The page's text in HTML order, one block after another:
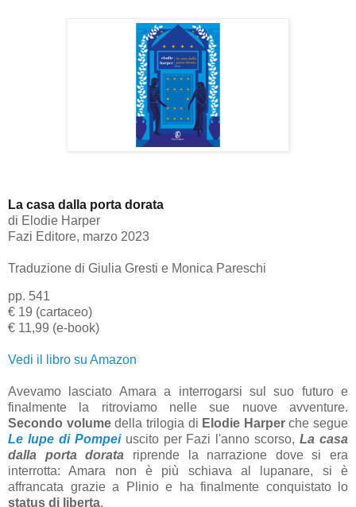
La casa dalla porta dorata
di Elodie Harper
Fazi Editore, marzo 2023
Traduzione di Giulia Gresti e Monica Pareschi
pp. 541
€ 19 (cartaceo)
€ 11,99 (e-book)
Vedi il libro su Amazon
Avevamo lasciato Amara a interrogarsi sul suo futuro e
finalmente la ritroviamo nelle sue nuove avventure.
Secondo volumedella trilogia di Elodie Harperche segue
Le lupe di Pompeiuscito per Fazi l'anno scorso, La casa
dalla porta dorata riprende la narrazione dove si era
interrotta: Amara non è più schiava al lupanare, si è
affrancata grazie a Plinio e ha finalmente conquistato lo
status di liberta.